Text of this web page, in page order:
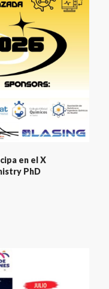
en el X
PhD